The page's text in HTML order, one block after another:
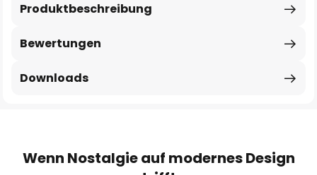
Produktbeschreibung
Bewertungen
Downloads
Wenn Nostalgie auf modernes Design